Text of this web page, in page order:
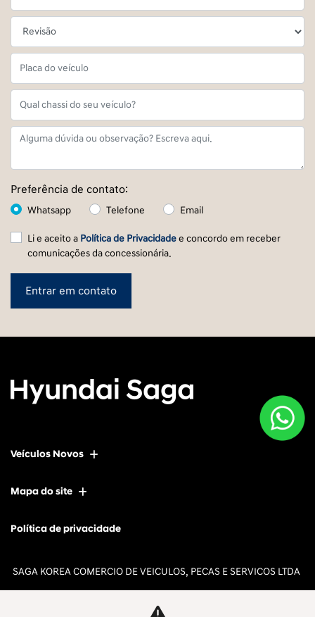
Preferência de contato:
Whatsapp Telefone Email
Li e aceito a Política de Privacidadee concordo em receber
comunicações da concessionária.
Entrar em contato
Veículos Novos
Mapa do site
Política de privacidade
SAGA KOREA COMERCIO DE VEICULOS, PECAS E SERVICOS LTDA